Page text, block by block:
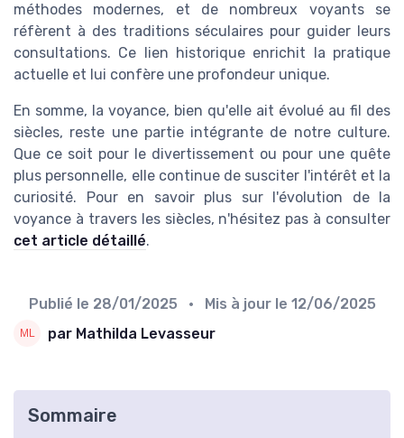
méthodes modernes, et de nombreux voyants se
réfèrent à des traditions séculaires pour guider leurs
consultations. Ce lien historique enrichit la pratique
actuelle et lui confère une profondeur unique.
En somme, la voyance, bien qu'elle ait évolué au fil des
siècles, reste une partie intégrante de notre culture.
Que ce soit pour le divertissement ou pour une quête
plus personnelle, elle continue de susciter l'intérêt et la
curiosité. Pour en savoir plus sur l'évolution de la
voyance à travers les siècles, n'hésitez pas à consulter
cet article détaillé.
Publié le 28/01/2025 • Mis à jour le 12/06/2025
par Mathilda Levasseur
Sommaire